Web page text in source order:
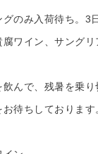
のみ入荷待ち。3
ワイン、サング
んで、残暑を乗り
待ちしております